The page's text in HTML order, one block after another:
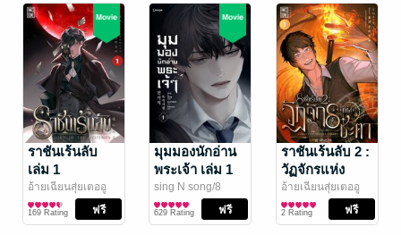
Arifureta อาชีพ
กระจอกแล้ว
ทำไม ยังไงข้าก็
เทพ 2 (Chapter
1)
Ryo Shirakome
First Page Pro.
ไลท์โนเวล
76 Rating
แผนการค้าขาย
สุดชิลของคุณ
แม่ค้าหน้าดัน
เจี้ยน
Mr.American/ Palo
Publishing (พะโล้
สำนักพิมพ์)
ไลท์โนเวล
13 Rating
ราชันเร้นลับ
เล่ม 1
อ้ายเฉียนสุ่ยเตออู
เจ๋ย/ Ink Stone
นิยายแฟนตาซี
169 Rating
มุมมองนักอ่าน
พระเจ้า เล่ม 1
sing N song/8
hours/ Levon
Publishing
นิยายแฟนตาซี
629 Rating
ราชันเร้นลับ 2 :
วัฏจักรแห่ง
ชะตา เล่ม 1
อ้ายเฉียนสุ่ยเตออู
เจ๋ย / BJK แปล
/ Ink
Stone
นิยายแฟนตาซี
2 Rating